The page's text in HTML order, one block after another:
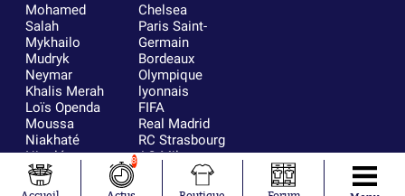
Mohamed
Salah
Mykhailo
Mudryk
Neymar
Khalis Merah
Loïs Openda
Moussa
Niakhaté
Nicolás
Tagliafico
Pavel Šulc
Chelsea
Paris Saint-
Germain
Bordeaux
Olympique
lyonnais
FIFA
Real Madrid
RC Strasbourg
AC Milan
RC Lens
8